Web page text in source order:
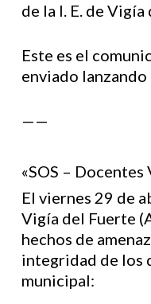
de la I. E. de
Este es el
enviado lanzando
——
«SOS –
El viernes 29 de
Vigía del Fuerte
hechos de
integridad de los
municipal: